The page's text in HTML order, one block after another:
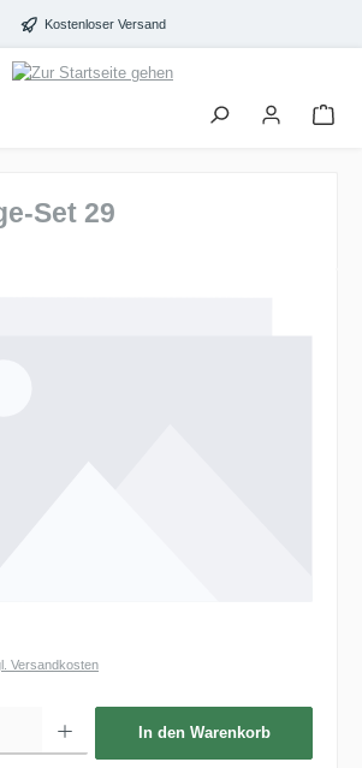
Kostenloser Versand
Set 29
Versandkosten
In den Warenkorb